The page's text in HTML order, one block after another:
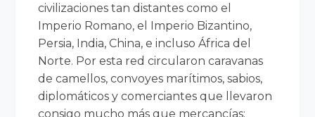
civilizaciones tan distantes como el
Imperio Romano, el Imperio Bizantino,
Persia, India, China, e incluso África del
Norte. Por esta red circularon caravanas
de camellos, convoyes marítimos, sabios,
diplomáticos y comerciantes que llevaron
consigo mucho más que mercancías: